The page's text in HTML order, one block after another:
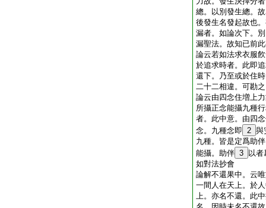
總。以別發生總。
後發生名發起故也
漏者。如論次下。
漏聖法。故知已前
論云若如法求衣服
於追求時者。此即
還下。乃至或於住
二十二相違。可勘之
論云由四念住増上
所攝正念能攝九種
者。此中意。由四
念。九種念即 2 與
九種。皆是定爲助
能攝。助伴 3
以者
如對法抄會
論解不還果中。云
一間人在天上。於
上。亦名不還。此